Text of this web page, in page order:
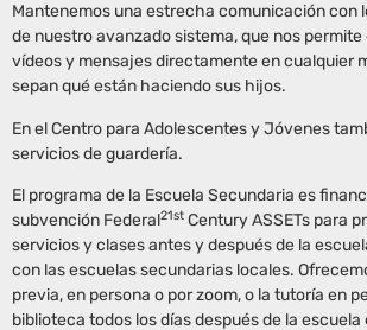
Mantenemos una estrecha comunicación con
de nuestro avanzado sistema, que nos
vídeos y mensajes directamente en cualquier
sepan qué están haciendo sus hijos.
En el Centro para Adolescentes y Jóvenes
servicios de guardería.
El programa de la Escuela Secundaria es
subvención Federal21st Century ASSETs para
servicios y clases antes y después de la
con las escuelas secundarias locales.
previa, en persona o por zoom, o la tutoría en
biblioteca todos los días después de la